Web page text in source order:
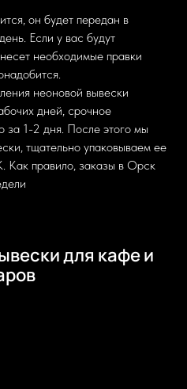
он будет передан в
Если у вас будут
необходимые правки
неоновой вывески
дней, срочное
за 1-2 дня. После этого мы
тщательно упаковываем ее
Как правило, заказы в Орск
для кафе и